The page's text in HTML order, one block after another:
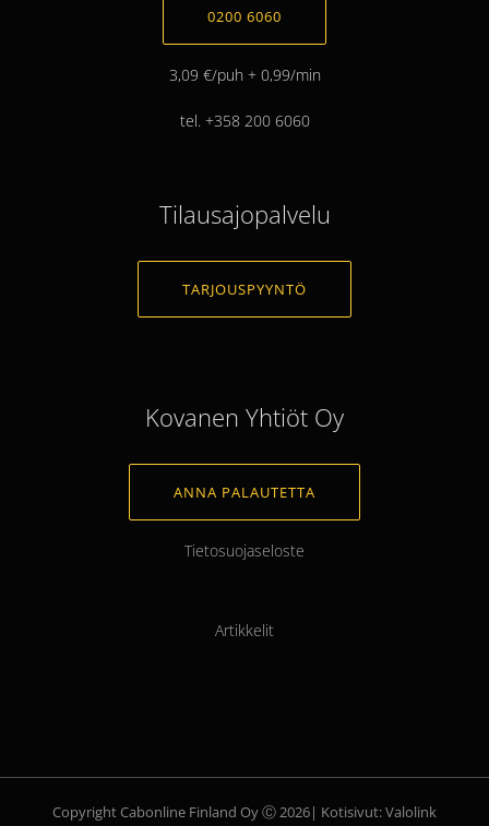
0200 6060
3,09 €/puh + 0,99/min
tel. +358 200 6060
Tilausajopalvelu
TARJOUSPYYNTÖ
Kovanen Yhtiöt Oy
ANNA PALAUTETTA
Tietosuojaseloste
Artikkelit
Copyright Cabonline Finland Oy Ⓒ2026| Kotisivut: Valolink